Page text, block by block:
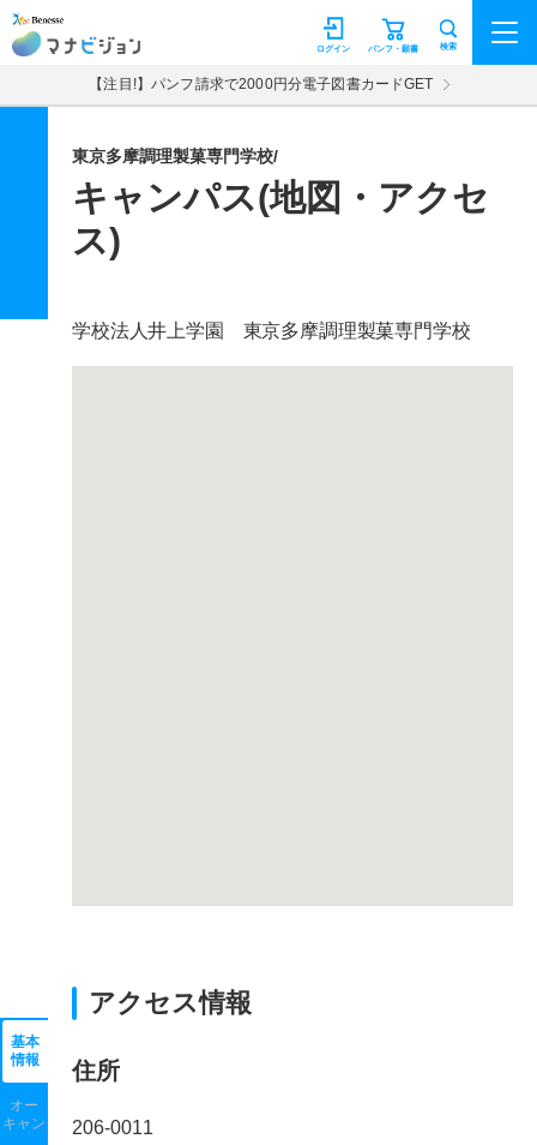
マナビジョン パンフ・願書
ログイン 検索
【注目!】パンフ請求で2000円分電子図書カードGET
東京多摩調理製菓専門学校/
キャンパス(地図・アクセ
ス)
基本
情報
オー
キャン
学校法人井上学園 東京多摩調理製菓専門学校
アクセス情報
住所
206-0011